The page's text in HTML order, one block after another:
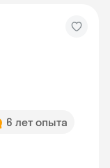
6 лет опыта